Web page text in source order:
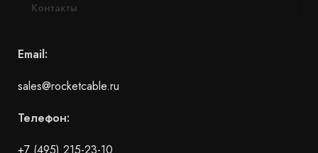
Контакты
Email:
sales@rocketcable.ru
Телефон:
+7 (495) 215-23-10